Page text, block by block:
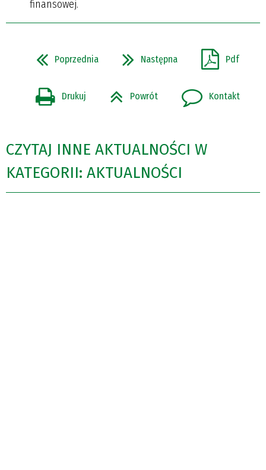
finansowej.
Poprzednia Następna Pdf
Drukuj Powrót Kontakt
CZYTAJ INNE AKTUALNOŚCI W
KATEGORII: AKTUALNOŚCI